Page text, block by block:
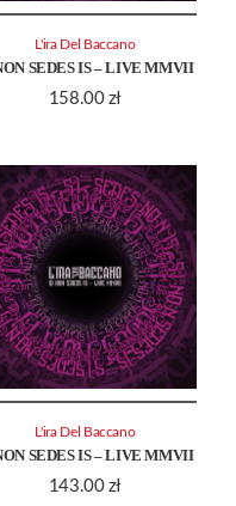
SEDES IS – LIVE MMVII
158.00 zł
L'ira Del Baccano
SEDES IS – LIVE MMVII
143.00 zł
L'ira Del Baccano